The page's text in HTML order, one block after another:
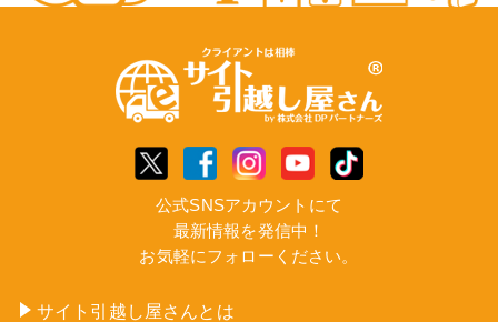
公式SNSアカウントにて
最新情報を発信中！
お気軽にフォローください。
サイト引越し屋さんとは